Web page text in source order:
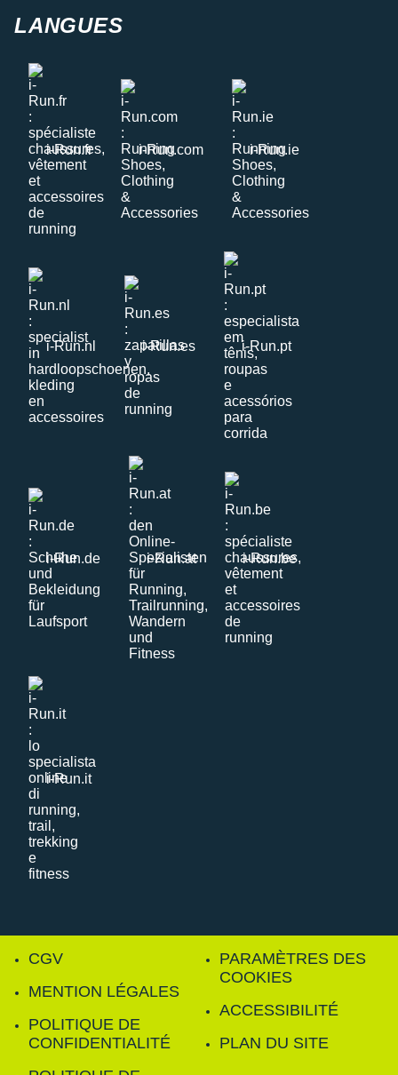
LANGUES
i-Run.fr i-Run.com i-Run.ie
i-Run.nl i-Run.es i-Run.pt
i-Run.de i-Run.at i-Run.be
i-Run.it
CGV
MENTION LÉGALES
POLITIQUE DE
CONFIDENTIALITÉ
PARAMÈTRES DES
COOKIES
ACCESSIBILITÉ
PLAN DU SITE